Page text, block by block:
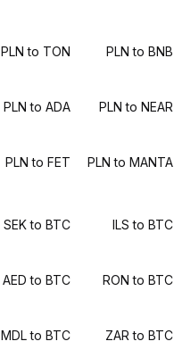
PLN to BNB
PLN to TON
PLN to NEAR
PLN to ADA
PLN to MANTA
PLN to FET
ILS to BTC
SEK to BTC
RON to BTC
AED to BTC
ZAR to BTC
MDL to BTC